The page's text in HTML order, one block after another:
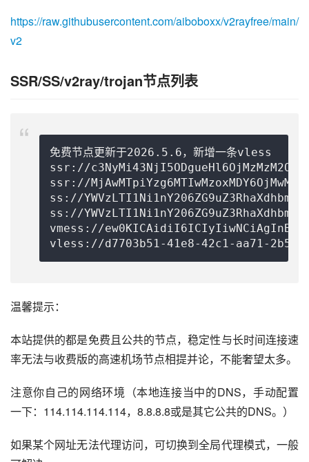
https://raw.githubusercontent.com/aiboboxx/v2rayfree/main/
v2
SSR/SS/v2ray/trojan节点列表
免费节点更新于2026.5.6，新增一条vless
ssr://
ssr://
ss://
ss://
vmess://
vless://d7703b51-41e8-42c1-aa71-
温馨提示：
本站提供的都是免费且公共的节点，稳定性与长时间连接速
率无法与收费版的高速机场节点相提并论，不能奢望太多。
注意你自己的网络环境（本地连接当中的DNS，手动配置
一下：114.114.114.114，8.8.8.8或是其它公共的DNS。）
如果某个网址无法代理访问，可切换到全局代理模式，一般